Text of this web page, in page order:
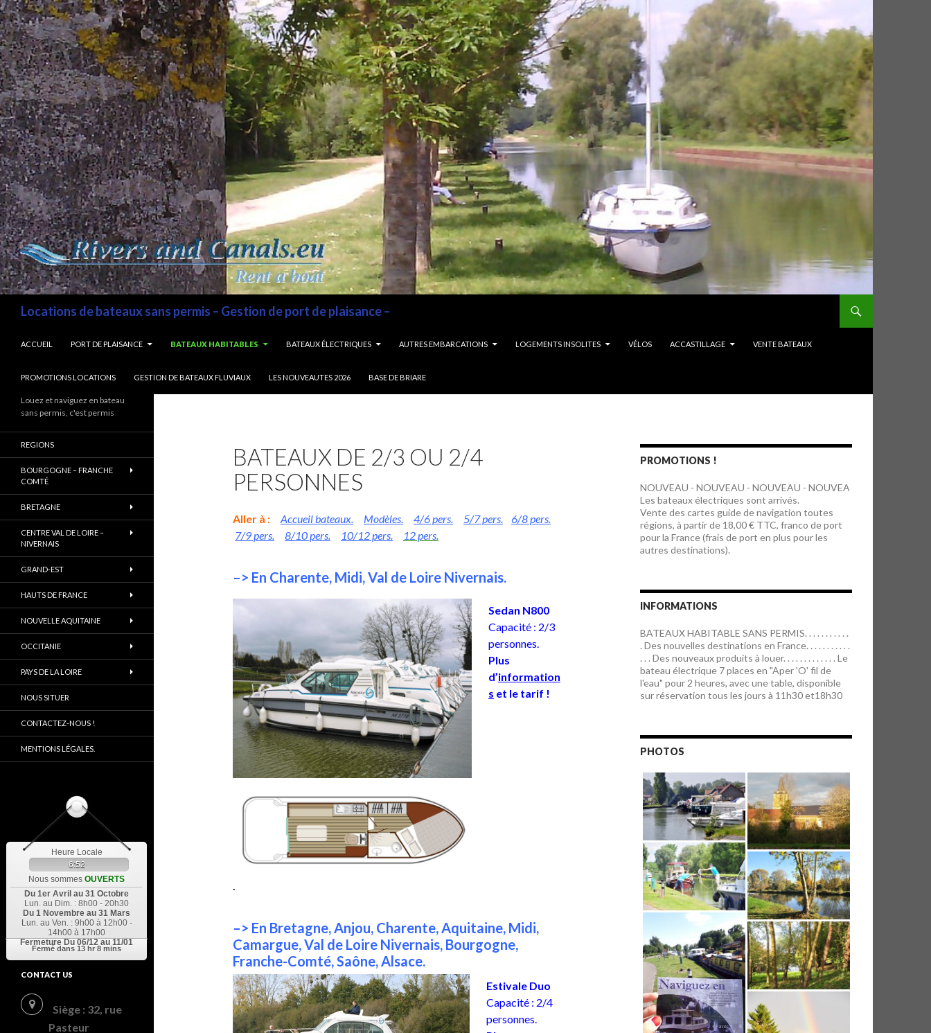
Locations de bateaux sans permis – Gestion de port de plaisance –
ACCUEIL
PORT DE PLAISANCE BATEAUX HABITABLES BATEAUX ÉLECTRIQUES AUTRES EMBARCATIONS LOGEMENTS INSOLITES VÉLOS ACCASTILLAGE VENTE BATEAUX
PROMOTIONS LOCATIONS GESTION DE BATEAUX FLUVIAUX LES NOUVEAUTES 2026 BASE DE BRIARE
BATEAUX DE 2/3 OU 2/4
PERSONNES
Aller à : Accueil bateaux. Modèles. 4/6 pers. 5/7 pers.
6/8 pers.
7/9 pers.
8/10 pers. 10/12 pers. 12 pers.
–> En Charente, Midi, Val de Loire Nivernais.
Sedan N800
Capacité : 2/3
personnes.
Plus
d’information
s et le tarif !
.
–> En Bretagne, Anjou, Charente, Aquitaine, Midi,
Camargue, Val de Loire Nivernais, Bourgogne,
Franche-Comté, Saône, Alsace.
Estivale Duo
Capacité : 2/4
personnes.
PROMOTIONS !
NOUVEAU - NOUVEAU - NOUVEAU - NOUVEA
Les bateaux électriques sont arrivés.
Vente des cartes guide de navigation toutes
régions, à partir de 18,00 € TTC, franco de port
pour la France (frais de port en plus pour les
autres destinations).
INFORMATIONS
BATEAUX HABITABLE SANS PERMIS. . . . . . . . . . .
. Des nouvelles destinations en France. . . . . . . . . . .
. . . Des nouveaux produits à louer. . . . . . . . . . . . . Le
bateau électrique 7 places en "Aper 'O' fil de
l'eau" pour 2 heures, avec une table, disponible
sur réservation tous les jours à 11h30 et18h30
PHOTOS
Louez et naviguez en bateau
sans permis, c'est permis
REGIONS
BOURGOGNE – FRANCHE
COMTÉ
BRETAGNE
CENTRE VAL DE LOIRE –
NIVERNAIS
GRAND-EST
HAUTS DE FRANCE
NOUVELLE AQUITAINE
OCCITANIE
PAYS DE LA LOIRE
NOUS SITUER
CONTACTEZ-NOUS !
MENTIONS LÉGALES.
Heure Locale
6:52
Nous sommes OUVERTS
Du 1er Avril au 31 Octobre
Lun. au Dim. : 8h00 - 20h30
Du 1 Novembre au 31 Mars
Lun. au Ven. : 9h00 à 12h00 -
14h00 à 17h00
Fermeture Du 06/12 au 11/01
Fermé dans 13 hr 8 mins
CONTACT US
Siège : 32, rue
Pasteur